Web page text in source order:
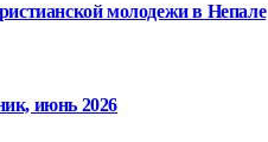
молодежи в Непале
июнь 2026